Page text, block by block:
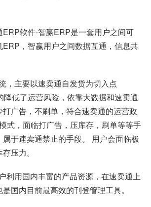
ERP软件-智赢ERP是一套用户之间可
ERP，智赢用户之间数据互通，信息共
，主要以速卖通自发货为切入点
降低了运营风险，依靠大数据和速卖通
广告，不刷单，符合速卖通的运营政
式，面临打广告，压库存，刷单等等手
于速卖通禁止的手段。 用户会面临极
压力。
利用国内丰富的产品资源，在速卖通上
国内目前最高效的刊登管理工具。